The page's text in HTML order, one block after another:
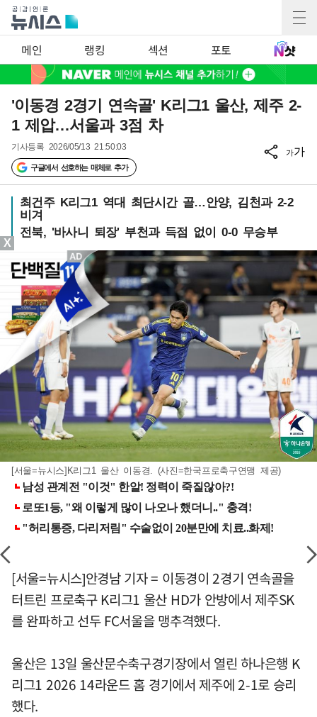
메인 랭킹 섹션 포토
'이동경 2경기 연속골' K리그1 울산, 제주 2-
1 제압…서울과 3점 차
기사등록 2026/05/13 21:50:03
구글에서 선호하는 매체로 추가
가가
최건주 K리그1 역대 최단시간 골…안양, 김천과 2-2
비겨
전북, '바사니 퇴장' 부천과 득점 없이 0-0 무승부
[서울=뉴시스]K리그1 울산 이동경. (사진=한국프로축구연맹 제공)
[서울=뉴시스]안경남 기자 = 이동경이 2경기 연속골을
터트린 프로축구 K리그1 울산 HD가 안방에서 제주SK
를 완파하고 선두 FC서울을 맹추격했다.
울산은 13일 울산문수축구경기장에서 열린 하나은행 K
리그1 2026 14라운드 홈 경기에서 제주에 2-1로 승리
했다.
X